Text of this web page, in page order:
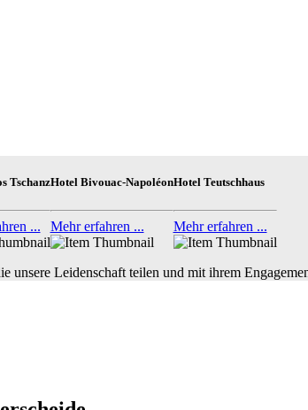
Tschanz
...
Hotel Bivouac-Napoléon
Mehr erfahren ...
Hotel Teutschhaus
Mehr erfahren ...
Leidenschaft teilen und mit ihrem